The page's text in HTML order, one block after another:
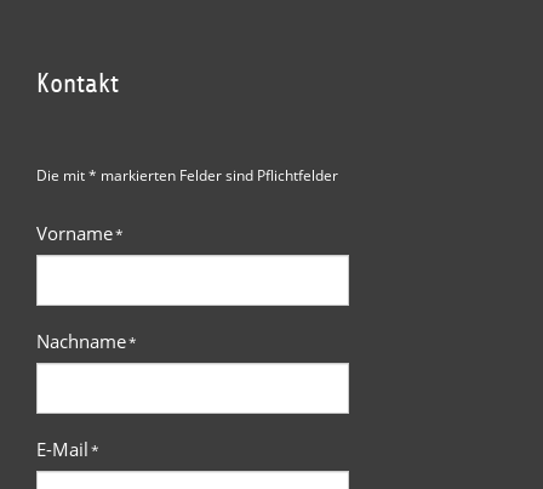
Kontakt
Die mit * markierten Felder sind Pflichtfelder
Vorname*
Nachname*
E-Mail*